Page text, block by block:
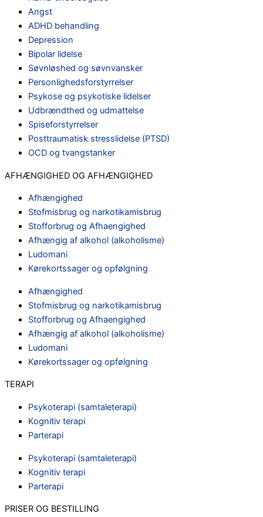
Angst
ADHD behandling
Depression
Bipolar lidelse
Søvnløshed og søvnvansker
Personlighedsforstyrrelser
Psykose og psykotiske lidelser
Udbrændthed og udmattelse
Spiseforstyrrelser
Posttraumatisk stresslidelse (PTSD)
OCD og tvangstanker
AFHÆNGIGHED OG AFHÆNGIGHED
Afhængighed
Stofmisbrug og narkotikamisbrug
Stofforbrug og Afhaengighed
Afhængig af alkohol (alkoholisme)
Ludomani
Kørekortssager og opfølgning
Afhængighed
Stofmisbrug og narkotikamisbrug
Stofforbrug og Afhaengighed
Afhængig af alkohol (alkoholisme)
Ludomani
Kørekortssager og opfølgning
TERAPI
Psykoterapi (samtaleterapi)
Kognitiv terapi
Parterapi
Psykoterapi (samtaleterapi)
Kognitiv terapi
Parterapi
PRISER OG BESTILLING